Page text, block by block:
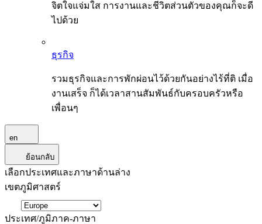
จิตใจแจ่มใส การงานและชีวิตส่วนตัวของคุณก็จะดี
ไปด้วย
ธุรกิจ
รวมธุรกิจและการพักผ่อนไว้ด้วยกันอย่างไร้ที่ติ เมื่อ
งานเสร็จ ก็ได้เวลาสานสัมพันธ์กับครอบครัวหรือ
เพื่อนๆ
en
ย้อนกลับ
เลือกประเทศและภาษาด้านล่าง
เขตภูมิศาสตร์
ประเทศ/ภูมิภาค-ภาษา